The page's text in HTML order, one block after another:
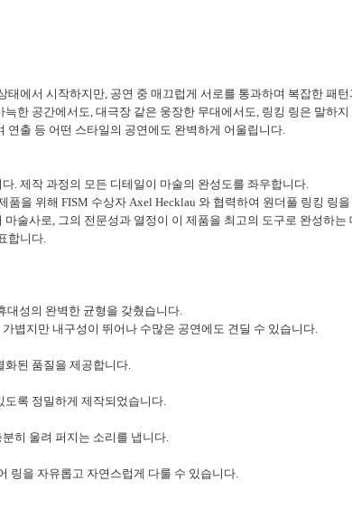
에서 시작하지만, 공연 중 매끄럽게 서로를 통과하며 복잡한 패
한 공간에서도, 대극장 같은 웅장한 무대에서도, 링킹 링은 말하
출 등 어떤 스타일의 공연에도 완벽하게 어울립니다.
. 제작 과정의 모든 디테일이 마술의 완성도를 좌우합니다.
품을 위해 FISM 수상자 Axel Hecklau 와 협력하여 원더풀 링킹 링
술사로, 그의 전문성과 열정이 이 제품을 최고의 도구로 완성하는
합니다.
대성의 완벽한 균형을 갖췄습니다.
볍지만 내구성이 뛰어나 수많은 공연에도 견딜 수 있습니다.
된 품질을 제공합니다.
록 정밀하게 제작되었습니다.
히 울려 퍼지는 소리를 냅니다.
링을 자유롭고 자연스럽게 다룰 수 있습니다.